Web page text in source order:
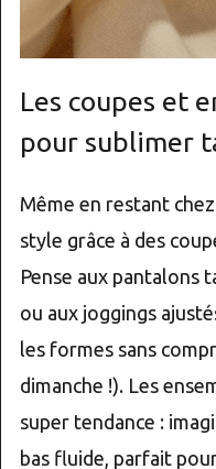
Les coupes et
pour sublimer
Même en restant
style grâce à des
Pense aux pantalons
ou aux joggings
les formes sans
dimanche !). Les
super tendance :
bas fluide, parfait